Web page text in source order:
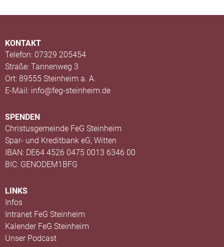
KONTAKT
Telefon: 07329 205454
Straße: Tannenweg 3
Ort: 89555 Steinheim a. A.
E-Mail: info@feg-steinheim.de
SPENDEN
Christusgemeinde FeG Steinheim
Spar- und Kreditbank eG, Witten
IBAN: DE64 4526 0475 0013 6346 00
BIC: GENODEM1BFG
LINKS
Infos
Intranet FeG Steinheim
Kalender FeG Steinheim
Unser Podcast